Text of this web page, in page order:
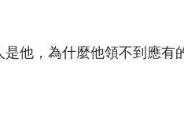
他，為什麼他領不到應有